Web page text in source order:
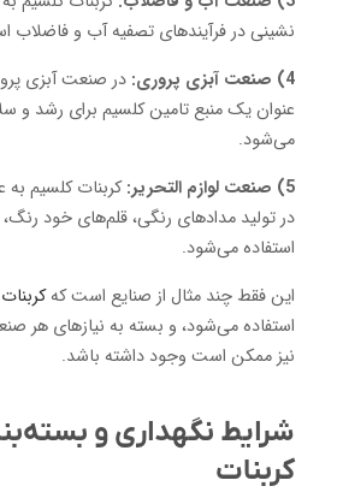
نشینی در فرآیندهای تصفیه آب و فاضلاب
4) صنعت آبزی‌ پروری:
در صنعت آبزی‌
عنوان یک منبع تامین کلسیم برای رشد و
می‌شود.
5) صنعت لوازم التحریر:
کربنات کلسیم به
در تولید مدادهای رنگی، قلم‌های خود
استفاده می‌شود.
این فقط چند مثال از صنایع است که
استفاده می‌شود، و بسته به نیازهای هر
نیز ممکن است وجود داشته باشد.
شرایط نگهداری و
کربنات